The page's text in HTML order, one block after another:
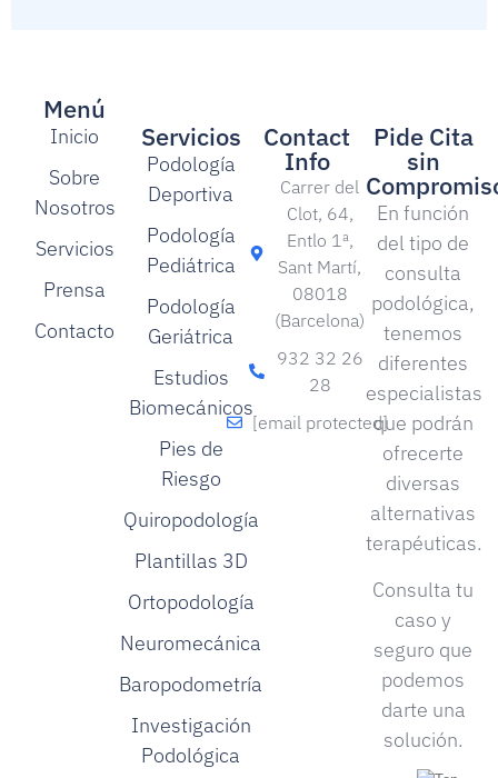
Menú
Inicio
Sobre
Nosotros
Servicios
Prensa
Contacto
Servicios
Podología
Deportiva
Podología
Pediátrica
Podología
Geriátrica
Estudios
Biomecánicos
Pies de
Riesgo
Quiropodología
Plantillas 3D
Ortopodología
Neuromecánica
Baropodometría
Investigación
Podológica
Contact
Info
Carrer del
Clot, 64,
Entlo 1ª,
Sant Martí,
08018
(Barcelona)
932 32 26
28
[email protected]
Pide Cita
sin
En función
del tipo de
consulta
podológica,
tenemos
diferentes
especialistas
que podrán
ofrecerte
diversas
alternativas
terapéuticas.
Consulta tu
caso y
seguro que
podemos
darte una
solución.